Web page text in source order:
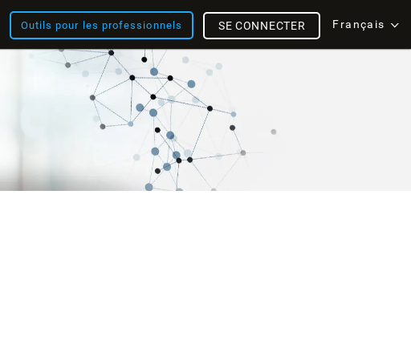
Outils pour les professionnels Français
SE CONNECTER